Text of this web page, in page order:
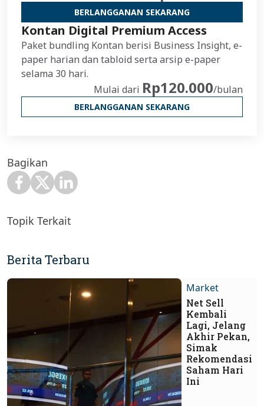
BERLANGGANAN SEKARANG
Kontan Digital Premium Access
Paket bundling Kontan berisi Business Insight, e-
paper harian dan tabloid serta arsip e-paper
selama 30 hari.
Mulai dari Rp120.000/bulan
BERLANGGANAN SEKARANG
Bagikan
Topik Terkait
Berita Terbaru
Market
Net Sell
Kembali
Lagi, Jelang
Akhir Pekan,
Simak
Rekomendasi
Saham Hari
Ini